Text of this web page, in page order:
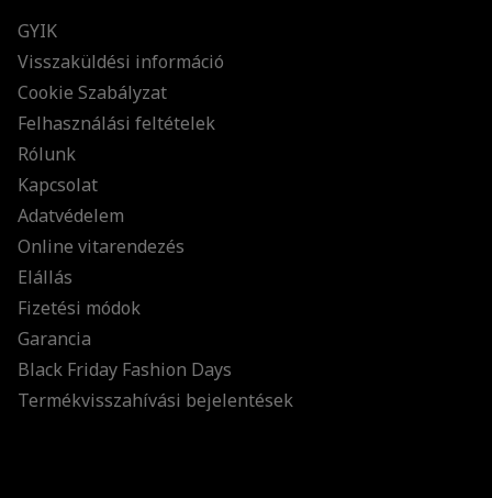
GYIK
Visszaküldési információ
Cookie Szabályzat
Felhasználási feltételek
Rólunk
Kapcsolat
Adatvédelem
Online vitarendezés
Elállás
Fizetési módok
Garancia
Black Friday Fashion Days
Termékvisszahívási bejelentések